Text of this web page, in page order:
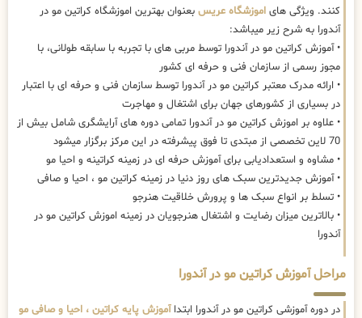
کنند. ویژگی های اموزشگاه عریس بعنوان بهترین اموزشگاه کراتین مو در
آندورا به شرح زیر میباشد:
• آموزش کراتین مو در آندورا توسط مربی های با تجربه با سابقه طولانی، با
مجوز رسمی از سازمان فنی و حرفه ای کشور
• ارائه مدرک معتبر کراتین مو در آندورا توسط سازمان فنی و حرفه ای با اعتبار
در بسیاری از کشورهای جهان برای اشتغال و مهاجرت
• علاوه بر اموزش کراتین مو در آندورا تمامی دوره های آرایشگری شامل بیش از
70 لاین تخصصی از مبتدی تا فوق پیشرفته در این مرکز برگزار میشود
• مشاوه و استعدادیابی برای آموزش حرفه ای در زمینه کراتینه و احیا مو
• آموزش جدیدترین سبک های روز دنیا در زمینه کراتین مو ، احیا و صافی
• تسلط بر انواع سبک ها و پرورش خلاقیت هنرجو
• بالاترین میزان رضایت و اشتغال هنرجویان در زمینه اموزش کراتین مو در
آندورا
مراحل آموزش کراتین مو در آندورا
در دوره آموزشی کراتین مو در آندورا ابتداآموزش پایه کراتین ، احیا و صافی مو